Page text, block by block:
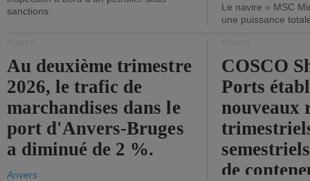
sanctions.
Le navire « MSC
une puissance
Au deuxième trimestre
2026, le trafic de
marchandises dans le
port d'Anvers-Bruges
a diminué de 2 %.
Anvers
COSCO
Ports
nouveaux
de